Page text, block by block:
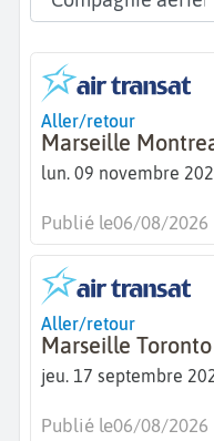
Aller/retour
Marseille
lun. 09 novembre
Publié le06/08/2026
Aller/retour
Marseille Toronto
jeu. 17 septembre
Publié le06/08/2026